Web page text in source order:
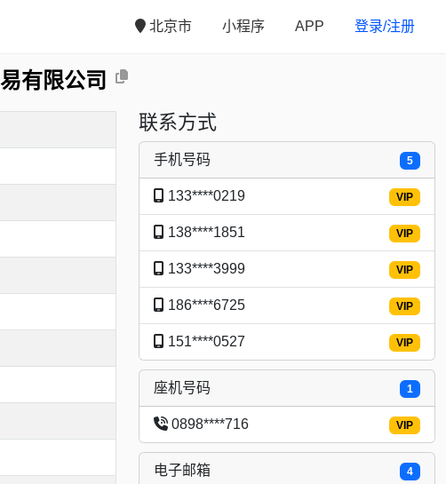
北京市 小程序 APP 登录/注册
有限公司
联系方式
5
手机号码
VIP
133****0219
VIP
138****1851
VIP
133****3999
VIP
186****6725
VIP
151****0527
1
座机号码
VIP
0898****716
4
电子邮箱